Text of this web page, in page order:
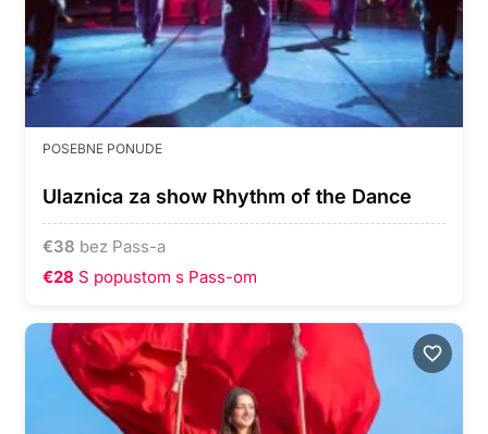
POSEBNE PONUDE
Ulaznica za show Rhythm of the Dance
€38 bez Pass-a
€28 S popustom s Pass-om